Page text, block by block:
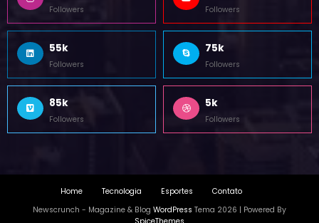
55k
Followers
65k
Followers
55k
Followers
75k
Followers
85k
Followers
5k
Followers
Home Tecnologia Esportes
Contato